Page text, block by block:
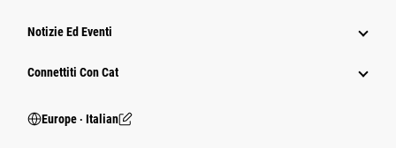
Notizie Ed Eventi
Connettiti Con Cat
Europe ‧ Italian